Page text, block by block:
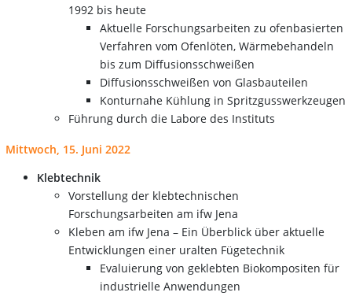
1992 bis heute
Aktuelle Forschungsarbeiten zu ofenbasierten
Verfahren vom Ofenlöten, Wärmebehandeln
bis zum Diffusionsschweißen
Diffusionsschweißen von Glasbauteilen
Konturnahe Kühlung in Spritzgusswerkzeugen
Führung durch die Labore des Instituts
Mittwoch, 15. Juni 2022
Klebtechnik
Vorstellung der klebtechnischen
Forschungsarbeiten am ifw Jena
Kleben am ifw Jena – Ein Überblick über aktuelle
Entwicklungen einer uralten Fügetechnik
Evaluierung von geklebten Biokompositen für
industrielle Anwendungen